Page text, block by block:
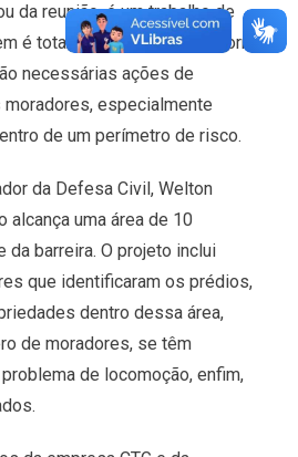
da reunião, é um trabalho de
é totalmente segura, não corre
necessárias ações de
especialmente
de um perímetro de risco.
da Defesa Civil, Welton
alcança uma área de 10
da barreira. O projeto inclui
que identificaram os prédios,
dentro dessa área,
de moradores, se têm
de locomoção, enfim,